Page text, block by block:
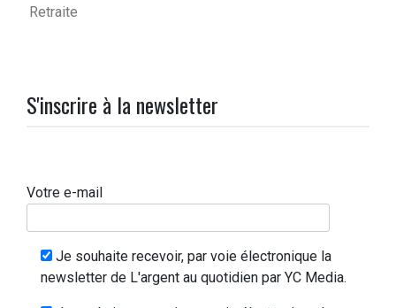
Retraite
S'inscrire à la newsletter
Votre e-mail
Je souhaite recevoir, par voie électronique la
newsletter de L'argent au quotidien par YC Media.